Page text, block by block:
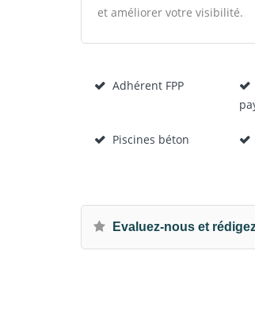
et améliorer votre visibilité.
Adhérent FPP
Piscines béton
Evaluez-nous et